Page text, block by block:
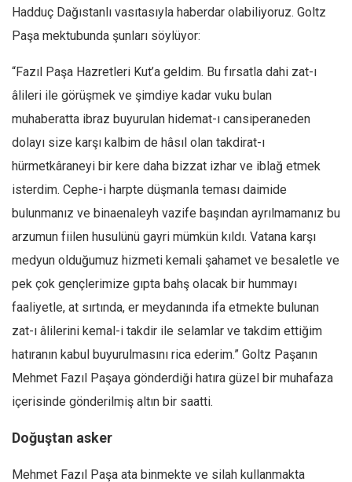
Siyaset
Dünya
Afrika
İslam Dünyası
Amerika
Avustralya
Tarih
Düşünce
Dosyalar
Hadduç Dağıstanlı vasıtasıyla haberdar olabiliyoruz. Goltz
Paşa mektubunda şunları söylüyor:
“Fazıl Paşa Hazretleri Kut’a geldim. Bu fırsatla dahi zat-ı
âlileri ile görüşmek ve şimdiye kadar vuku bulan
muhaberatta ibraz buyurulan hidemat-ı cansiperaneden
dolayı size karşı kalbim de hâsıl olan takdirat-ı
hürmetkâraneyi bir kere daha bizzat izhar ve iblağ etmek
isterdim. Cephe-i harpte düşmanla teması daimide
bulunmanız ve binaenaleyh vazife başından ayrılmamanız bu
arzumun fiilen husulünü gayri mümkün kıldı. Vatana karşı
medyun olduğumuz hizmeti kemali şahamet ve besaletle ve
pek çok gençlerimize gıpta bahş olacak bir hummayı
faaliyetle, at sırtında, er meydanında ifa etmekte bulunan
zat-ı âlilerini kemal-i takdir ile selamlar ve takdim ettiğim
hatıranın kabul buyurulmasını rica ederim.” Goltz Paşanın
Mehmet Fazıl Paşaya gönderdiği hatıra güzel bir muhafaza
içerisinde gönderilmiş altın bir saatti.
Doğuştan asker
Mehmet Fazıl Paşa ata binmekte ve silah kullanmakta